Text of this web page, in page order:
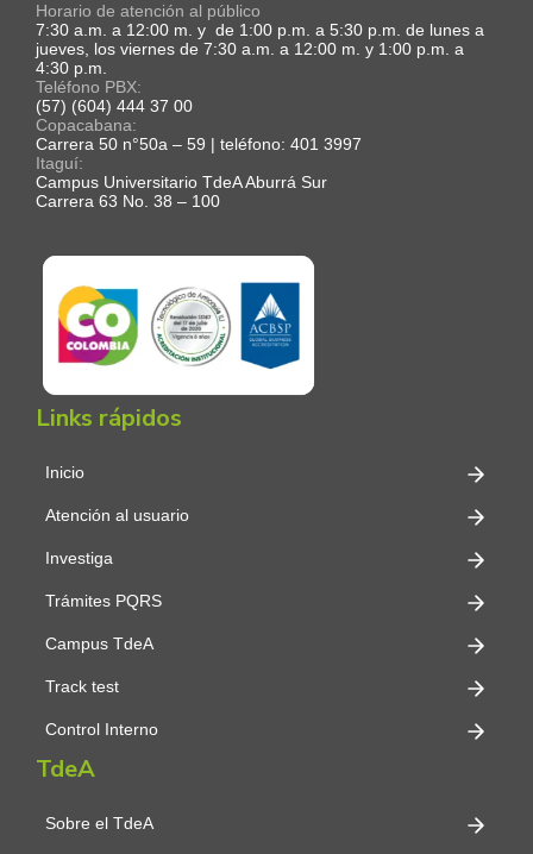
Horario de atención al público
7:30 a.m. a 12:00 m. y de 1:00 p.m. a 5:30 p.m. de lunes a
jueves, los viernes de 7:30 a.m. a 12:00 m. y 1:00 p.m. a
4:30 p.m.
Teléfono PBX:
(57) (604) 444 37 00
Copacabana:
Carrera 50 n°50a – 59 | teléfono: 401 3997
Itaguí:
Campus Universitario TdeA Aburrá Sur
Carrera 63 No. 38 – 100
Links rápidos
Inicio
Atención al usuario
Investiga
Trámites PQRS
Campus TdeA
Track test
Control Interno
TdeA
Sobre el TdeA